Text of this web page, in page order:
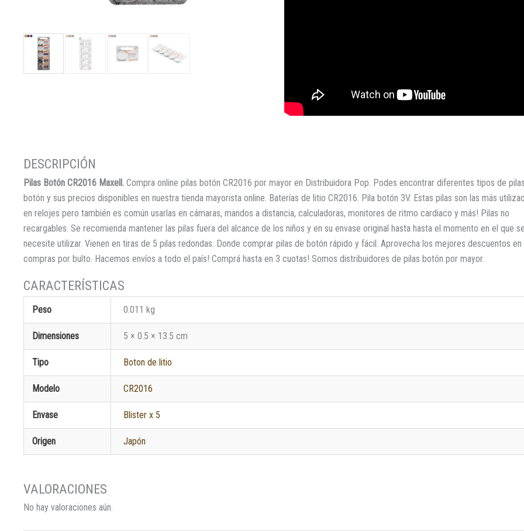
Pilas Botón CR2016 Maxell. Compra online pilas botón CR2016 por mayor en Distribuidora Pop. Podes encontrar diferentes tipos de pilas
botón y sus precios disponibles en nuestra tienda mayorista online. Baterías de litio CR2016. Pila botón 3V. Estas pilas son las más
en relojes pero también es común usarlas en cámaras, mandos a distancia, calculadoras, monitores de ritmo cardiaco y más! Pilas no
recargables. Se recomienda mantener las pilas fuera del alcance de los niños y en su envase original hasta hasta el momento en el que se
necesite utilizar. Vienen en tiras de 5 pilas redondas. Donde comprar pilas de botón rápido y fácil. Aprovecha los mejores descuentos en
compras por bulto. Hacemos envíos a todo el país! Comprá hasta en 3 cuotas! Somos distribuidores de pilas botón por mayor.
Peso 0.011 kg
Dimensiones 5 × 0.5 × 13.5 cm
Tipo Boton de litio
Modelo CR2016
Envase Blister x 5
Origen Japón
No hay valoraciones aún.